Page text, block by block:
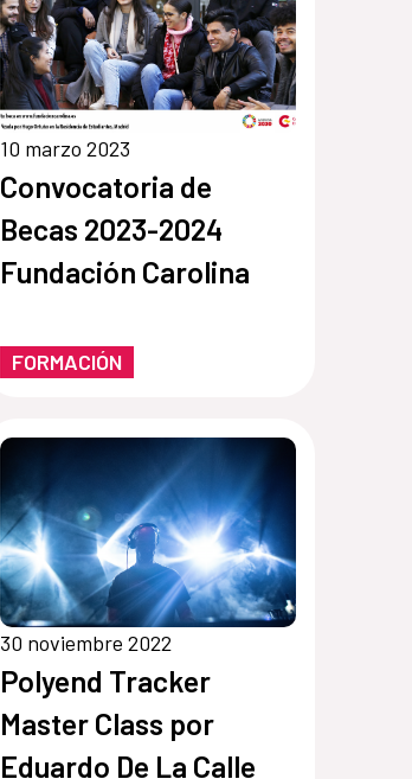
10 marzo 2023
Convocatoria de
Becas 2023-2024
Fundación Carolina
FORMACIÓN
30 noviembre 2022
Polyend Tracker
Master Class por
Eduardo De La Calle